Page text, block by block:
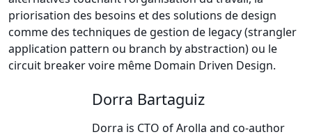
priorisation des besoins et des solutions de design
comme des techniques de gestion de legacy (strangler
application pattern ou branch by abstraction) ou le
circuit breaker voire même Domain Driven Design.
Dorra Bartaguiz
Dorra is CTO of Arolla and co-author